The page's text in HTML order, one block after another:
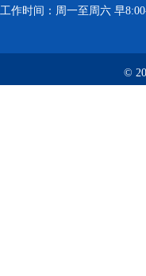
工作时间：周一至周六 早
©